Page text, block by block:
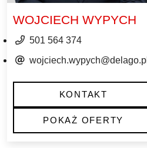
WOJCIECH WYPYCH
501 564 374
wojciech.wypych@delago.pl
KONTAKT
POKAŻ OFERTY